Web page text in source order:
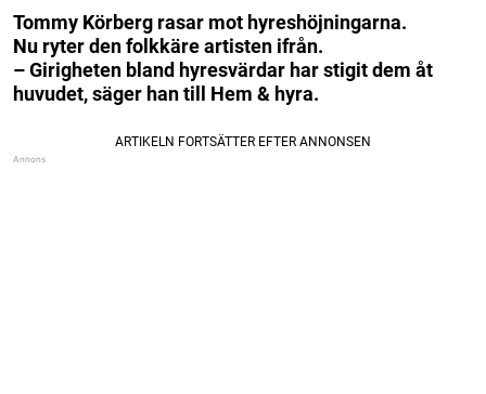
Tommy Körberg rasar mot hyreshöjningarna.
Nu ryter den folkkäre artisten ifrån.
– Girigheten bland hyresvärdar har stigit dem åt
huvudet, säger han till Hem & hyra.